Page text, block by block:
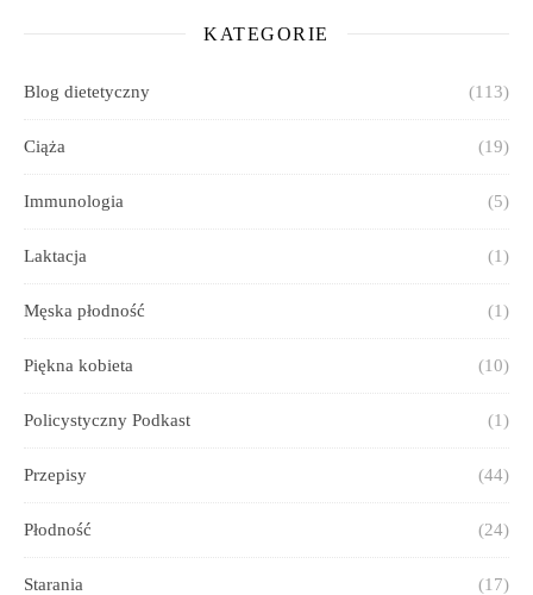
KATEGORIE
Blog dietetyczny (113)
Ciąża (19)
Immunologia (5)
Laktacja (1)
Męska płodność (1)
Piękna kobieta (10)
Policystyczny Podkast (1)
Przepisy (44)
Płodność (24)
Starania (17)